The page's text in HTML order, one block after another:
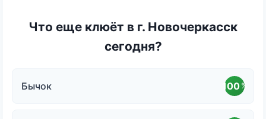
Что еще клюёт в г. Новочеркасск
сегодня?
Бычок 100 %